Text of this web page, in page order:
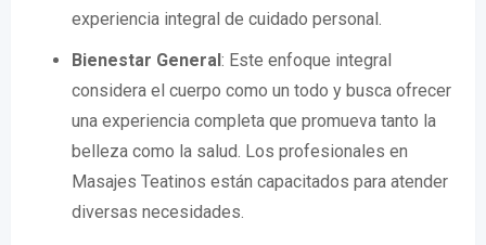
experiencia integral de cuidado personal.
Bienestar General: Este enfoque integral
considera el cuerpo como un todo y busca ofrecer
una experiencia completa que promueva tanto la
belleza como la salud. Los profesionales en
Masajes Teatinos están capacitados para atender
diversas necesidades.